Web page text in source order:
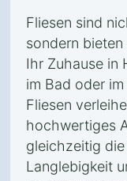
Fliesen sind
sondern
Ihr Zuhause in
im Bad oder
Fliesen
hochwertiges
gleichzeitig
Langlebigkeit